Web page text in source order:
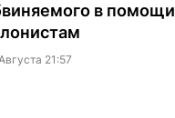
в помощи
21:57